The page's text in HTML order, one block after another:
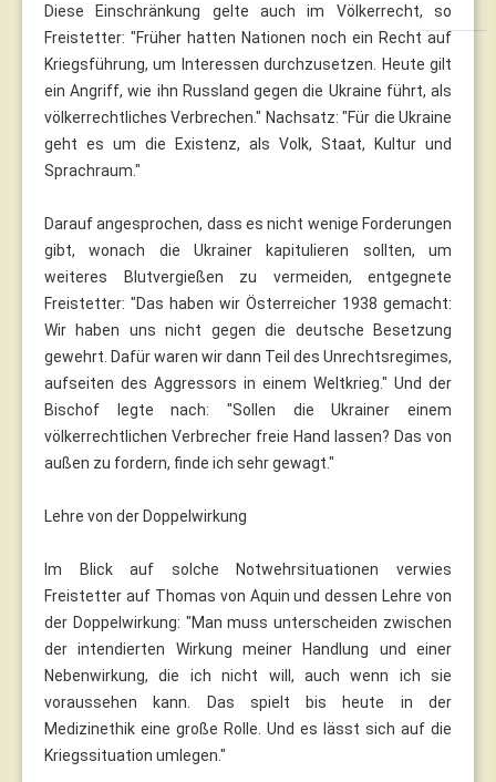
Diese Einschränkung gelte auch im Völkerrecht, so
Freistetter: "Früher hatten Nationen noch ein Recht auf
Kriegsführung, um Interessen durchzusetzen. Heute gilt
ein Angriff, wie ihn Russland gegen die Ukraine führt, als
völkerrechtliches Verbrechen." Nachsatz: "Für die Ukraine
geht es um die Existenz, als Volk, Staat, Kultur und
Sprachraum."
Darauf angesprochen, dass es nicht wenige Forderungen
gibt, wonach die Ukrainer kapitulieren sollten, um
weiteres Blutvergießen zu vermeiden, entgegnete
Freistetter: "Das haben wir Österreicher 1938 gemacht:
Wir haben uns nicht gegen die deutsche Besetzung
gewehrt. Dafür waren wir dann Teil des Unrechtsregimes,
aufseiten des Aggressors in einem Weltkrieg." Und der
Bischof legte nach: "Sollen die Ukrainer einem
völkerrechtlichen Verbrecher freie Hand lassen? Das von
außen zu fordern, finde ich sehr gewagt."
Lehre von der Doppelwirkung
Im Blick auf solche Notwehrsituationen verwies
Freistetter auf Thomas von Aquin und dessen Lehre von
der Doppelwirkung: "Man muss unterscheiden zwischen
der intendierten Wirkung meiner Handlung und einer
Nebenwirkung, die ich nicht will, auch wenn ich sie
voraussehen kann. Das spielt bis heute in der
Medizinethik eine große Rolle. Und es lässt sich auf die
Kriegssituation umlegen."